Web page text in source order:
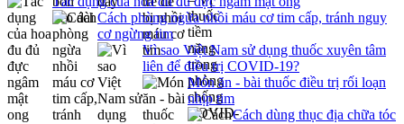
Cách phòng ngừa nhồi máu cơ tim cấp, tránh nguy
cơ ngừng tim
Vì sao Việt Nam sử dụng thuốc xuyên tâm
liên để điều trị COVID-19?
Món ăn - bài thuốc điều trị rối loạn
nhịp tim
Cách dùng thục địa chữa tóc